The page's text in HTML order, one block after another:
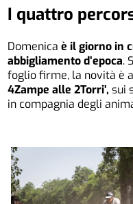
I quattro
Domenicaè il giorno in
abbigliamento d’epoca.
foglio firme, la novità è
4Zampe alle 2Torri’, sui
in compagnia degli